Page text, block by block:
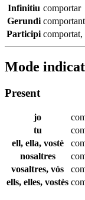
Infinitiu comportar
Gerundi comportant
Participi comportat,
Mode
Present
jo
tu
ell, ella, vostè
nosaltres
vosaltres, vós
ells, elles, vostès